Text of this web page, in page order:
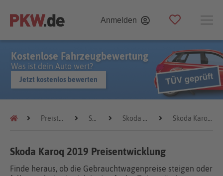
Anmelden
Kostenlose Fahrzeugbewertung
Was ist dein Auto wert?
Jetzt kostenlos bewerten
Preistrends Skoda Skoda Karoq Skoda Karoq 2019
Skoda Karoq 2019 Preisentwicklung
Finde heraus, ob die Gebrauchtwagenpreise steigen oder